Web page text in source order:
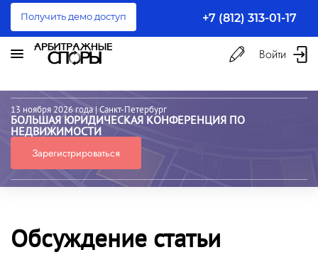
Получить демо доступ +7 (812) 313-01-17
Войти
13 ноября 2026 года | Санкт-Петербург
БОЛЬШАЯ ЮРИДИЧЕСКАЯ КОНФЕРЕНЦИЯ ПО
НЕДВИЖИМОСТИ
Зарегистрироваться
Обсуждение статьи